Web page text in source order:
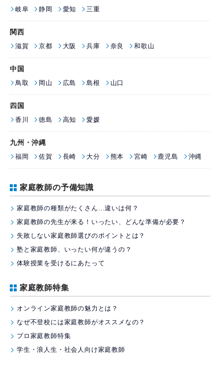
岐阜
静岡 愛知 三重
関西
滋賀
京都 大阪 兵庫 奈良 和歌山
中国
鳥取
岡山 広島 島根 山口
四国
香川
徳島 高知 愛媛
九州・沖縄
福岡
佐賀 長崎 大分 熊本 宮崎 鹿児島 沖縄
家庭教師の予備知識
家庭教師の種類がたくさん…違いは何？
家庭教師の先生が来る！いったい、どんな準備が必要？
失敗しない家庭教師選びのポイントとは？
塾と家庭教師、いったい何が違うの？
体験授業を受けるにあたって
家庭教師特集
オンライン家庭教師の魅力とは？
なぜ不登校には家庭教師がオススメなの？
プロ家庭教師特集
学生・浪人生・社会人向け家庭教師